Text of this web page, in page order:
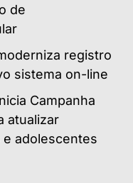
de
registro
sistema on-line
Campanha
atualizar
adolescentes